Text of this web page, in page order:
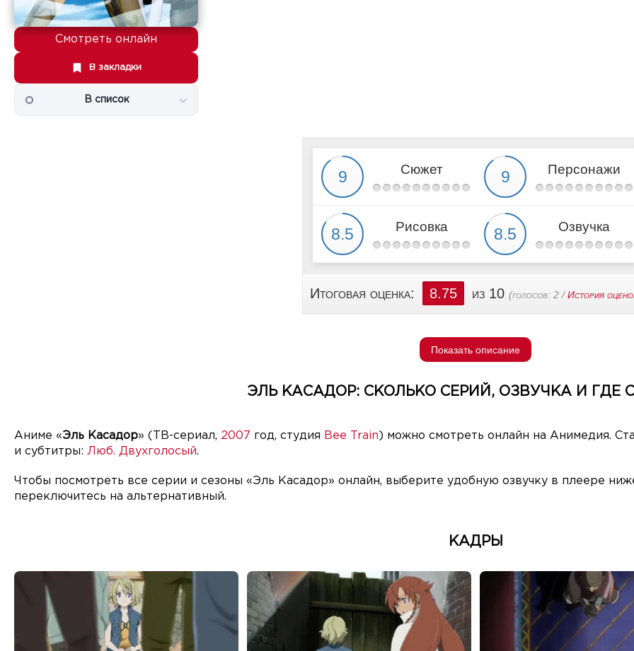
Смотреть онлайн
В закладки
В список
Сюжет Персонажи
Рисовка Озвучка
Итоговая оценка: 8.75 из 10 (голосов: 2 /История
Показать описание
ЭЛЬ КАСАДОР: СКОЛЬКО СЕРИЙ, ОЗВУЧКА И ГДЕ
Аниме «Эль Касадор» (ТВ-сериал, 2007 год, студия Bee Train ) можно смотреть онлайн на Анимедия.
и субтитры: Люб. Двухголосый.
Чтобы посмотреть все серии и сезоны «Эль Касадор» онлайн, выберите удобную озвучку в плеере
переключитесь на альтернативный.
КАДРЫ